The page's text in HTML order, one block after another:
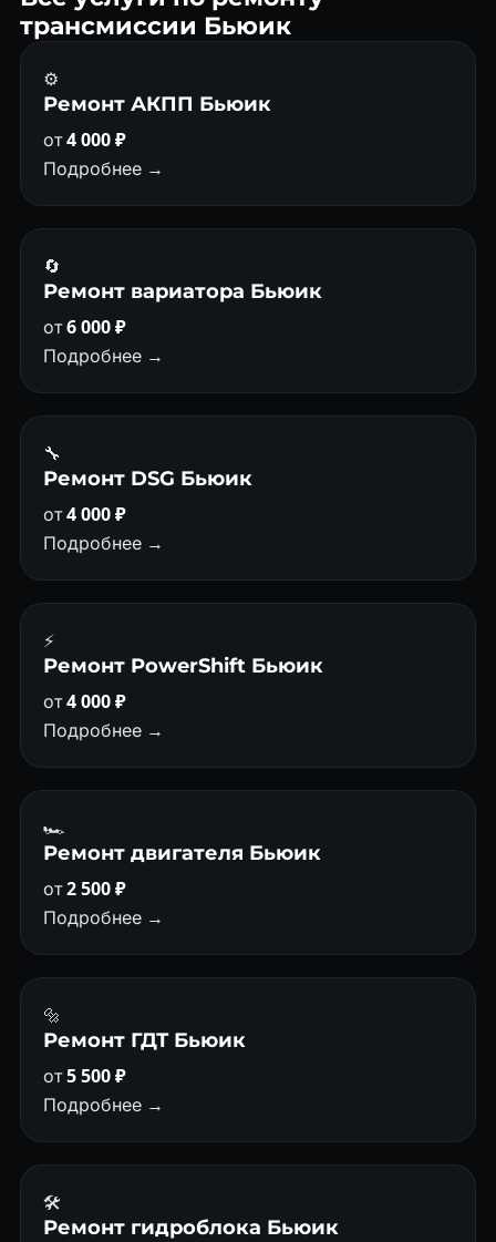
трансмиссии Бьюик
⚙️
Ремонт АКПП Бьюик
от4 000 ₽
Подробнее →
🔄
Ремонт вариатора Бьюик
от6 000 ₽
Подробнее →
🔧
Ремонт DSG Бьюик
от4 000 ₽
Подробнее →
⚡
Ремонт PowerShift Бьюик
от4 000 ₽
Подробнее →
🏎
Ремонт двигателя Бьюик
от2 500 ₽
Подробнее →
🔩
Ремонт ГДТ Бьюик
от5 500 ₽
Подробнее →
🛠️
Ремонт гидроблока Бьюик